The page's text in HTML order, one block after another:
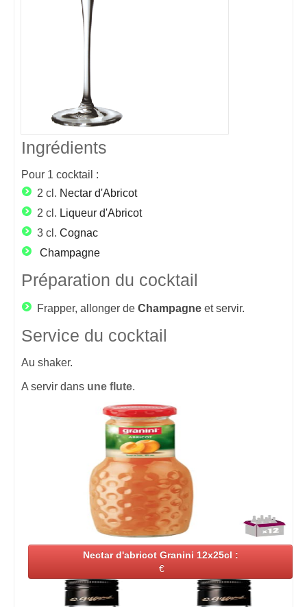
Ingrédients
Pour 1 cocktail :
2 cl. Nectar d'Abricot
2 cl. Liqueur d'Abricot
3 cl. Cognac
Champagne
Préparation du cocktail
Frapper, allonger de Champagne et servir.
Service du cocktail
Au shaker.
A servir dans une flute.
Nectar d'abricot Granini 12x25cl :
€